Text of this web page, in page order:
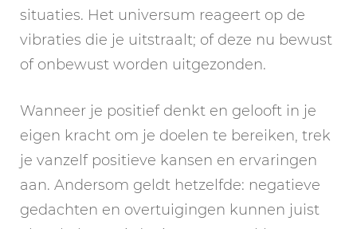
situaties. Het universum reageert op de
vibraties die je uitstraalt; of deze nu bewust
of onbewust worden uitgezonden.
Wanneer je positief denkt en gelooft in je
eigen kracht om je doelen te bereiken, trek
je vanzelf positieve kansen en ervaringen
aan. Andersom geldt hetzelfde: negatieve
gedachten en overtuigingen kunnen juist